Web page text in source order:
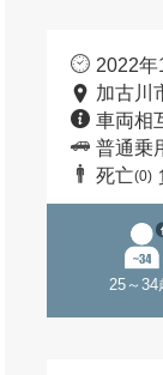
2022
加古川
車両相
普通乗
死亡(0)
25～34